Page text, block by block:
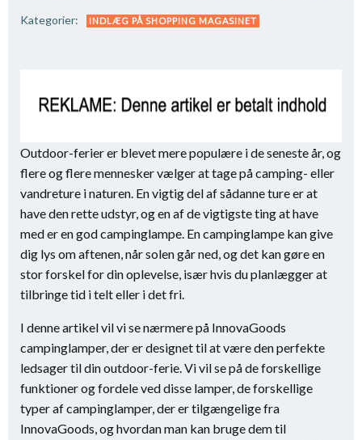
Kategorier: INDLÆG PÅ SHOPPING MAGASINET
Outdoor-ferier er blevet mere populære i de seneste år, og
flere og flere mennesker vælger at tage på camping- eller
vandreture i naturen. En vigtig del af sådanne ture er at
have den rette udstyr, og en af de vigtigste ting at have
med er en god campinglampe. En campinglampe kan give
dig lys om aftenen, når solen går ned, og det kan gøre en
stor forskel for din oplevelse, især hvis du planlægger at
tilbringe tid i telt eller i det fri.
I denne artikel vil vi se nærmere på InnovaGoods
campinglamper, der er designet til at være den perfekte
ledsager til din outdoor-ferie. Vi vil se på de forskellige
funktioner og fordele ved disse lamper, de forskellige
typer af campinglamper, der er tilgængelige fra
InnovaGoods, og hvordan man kan bruge dem til